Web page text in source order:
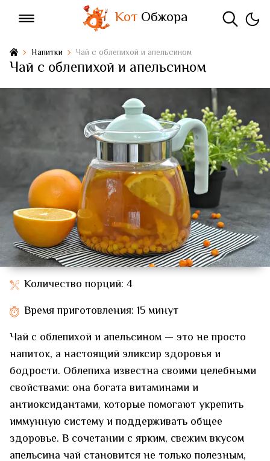
КотОбжора
Напитки Чай с облепихой и апельсином
Чай с облепихой и апельсином
Количество порций: 4
Время приготовления: 15 минут
Чай с облепихой и апельсином — это не просто
напиток, а настоящий эликсир здоровья и
бодрости. Облепиха известна своими целебными
свойствами: она богата витаминами и
антиоксидантами, которые помогают укрепить
иммунную систему и поддерживать общее
здоровье. В сочетании с ярким, свежим вкусом
апельсина чай становится не только полезным,